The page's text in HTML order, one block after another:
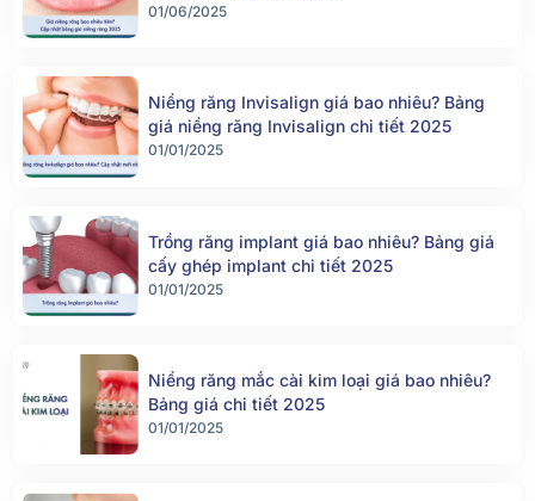
01/06/2025
Niềng răng Invisalign giá bao nhiêu? Bảng
giá niềng răng Invisalign chi tiết 2025
01/01/2025
Trồng răng implant giá bao nhiêu? Bảng giá
cấy ghép implant chi tiết 2025
01/01/2025
Niềng răng mắc cài kim loại giá bao nhiêu?
Bảng giá chi tiết 2025
01/01/2025